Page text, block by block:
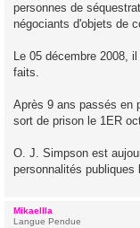
personnes de
négociants d'objets de
Le 05 décembre 2008,
faits.
Après 9 ans passés en
sort de prison le 1ER
O. J. Simpson est
personnalités
Mikaellla
Langue Pendue